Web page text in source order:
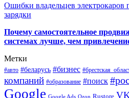
Ошибки владельцев
зарядки
Почему самостоятельное
системах лучше, чем
Метки
#авто #беларусь #бизнес
компаний #образование #поиск
Google Google Ads Ozon Rustore